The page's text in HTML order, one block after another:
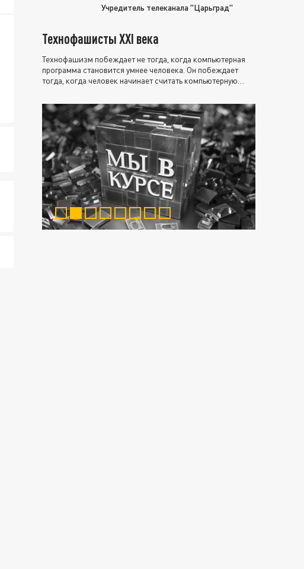
Учредитель телеканала "Царьград"
Технофашисты XXI века
Технофашизм побеждает не тогда, когда компьютерная
программа становится умнее человека. Он побеждает
тогда, когда человек начинает считать компьютерную